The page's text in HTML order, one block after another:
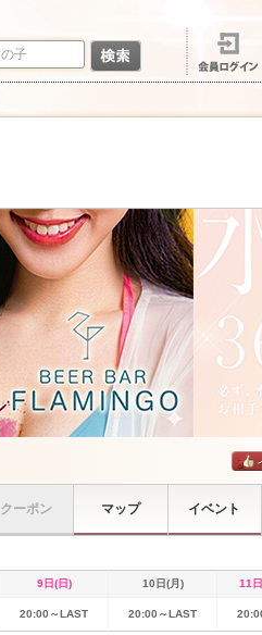
クーポン マップ イベント
9日(日) 10日(月) 11
20:00～LAST 20:00～LAST